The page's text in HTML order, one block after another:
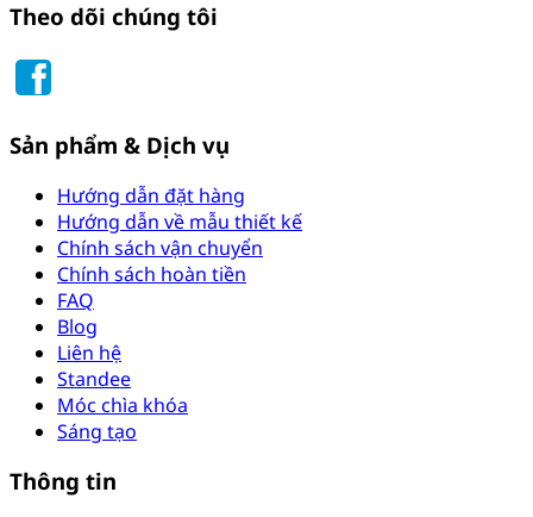
Theo dõi chúng tôi
Sản phẩm & Dịch vụ
Hướng dẫn đặt hàng
Hướng dẫn về mẫu thiết kế
Chính sách vận chuyển
Chính sách hoàn tiền
FAQ
Blog
Liên hệ
Standee
Móc chìa khóa
Sáng tạo
Thông tin